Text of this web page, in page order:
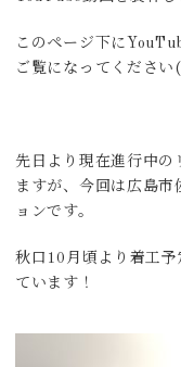
このページ下に
ご覧になってくださ
先日より現在進行中の
ますが、今回は広島市
ョンです。
秋口10月頃より着工
ています！